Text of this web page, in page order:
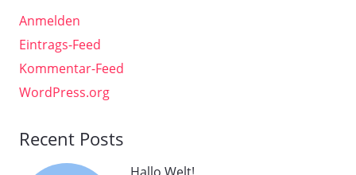
Anmelden
Eintrags-Feed
Kommentar-Feed
WordPress.org
Recent Posts
Hallo Welt!